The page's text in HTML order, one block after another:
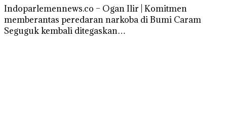
Indoparlemennews.co – Ogan Ilir | Komitmen
memberantas peredaran narkoba di Bumi Caram
Seguguk kembali ditegaskan…